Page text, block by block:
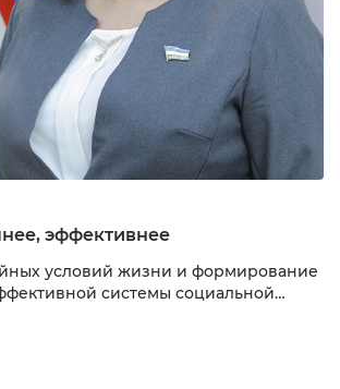
эффективнее
условий жизни и формирование
системы социальной
стали главными приоритетами